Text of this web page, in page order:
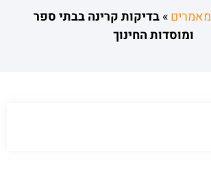
מאמרים»בדיקות קרינה בבתי ספר
ומוסדות החינוך